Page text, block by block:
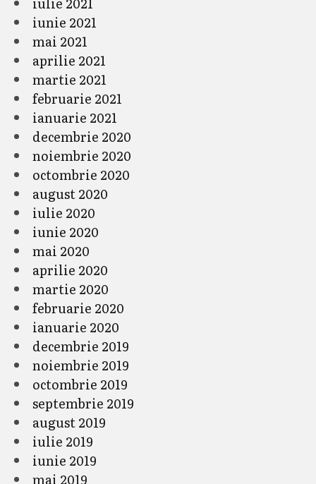
iunie 2021
mai 2021
aprilie 2021
martie 2021
februarie 2021
ianuarie 2021
decembrie 2020
noiembrie 2020
octombrie 2020
august 2020
iulie 2020
iunie 2020
mai 2020
aprilie 2020
martie 2020
februarie 2020
ianuarie 2020
decembrie 2019
noiembrie 2019
octombrie 2019
septembrie 2019
august 2019
iulie 2019
iunie 2019
mai 2019